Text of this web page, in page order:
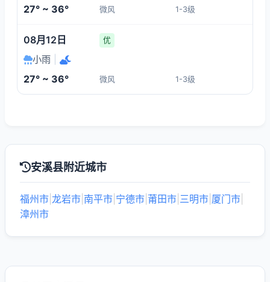
27° ~ 36° 微风 1-3级
08月12日 优
小雨
27° ~ 36° 微风 1-3级
安溪县附近城市
福州市 龙岩市 南平市 宁德市 莆田市 三明市 厦门市
漳州市